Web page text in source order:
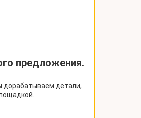
предложения.
дорабатываем детали,